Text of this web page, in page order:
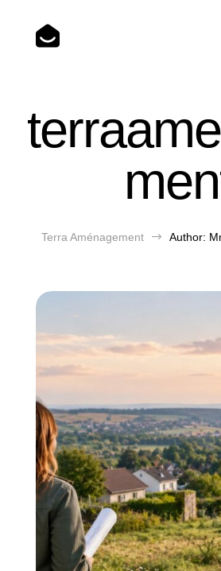
Nos
L’entreprise
Blog
Contact
Terra Aménagement $ Author: